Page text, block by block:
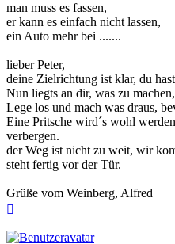
man muss es fassen,
er kann es einfach nicht lassen,
ein Auto mehr bei .......
lieber Peter,
deine Zielrichtung ist klar, du
Nun liegts an dir, was zu
Lege los und mach was draus,
Eine Pritsche wird´s wohl
verbergen.
der Weg ist nicht zu weit, wir
steht fertig vor der Tür.
Grüße vom Weinberg, Alfred